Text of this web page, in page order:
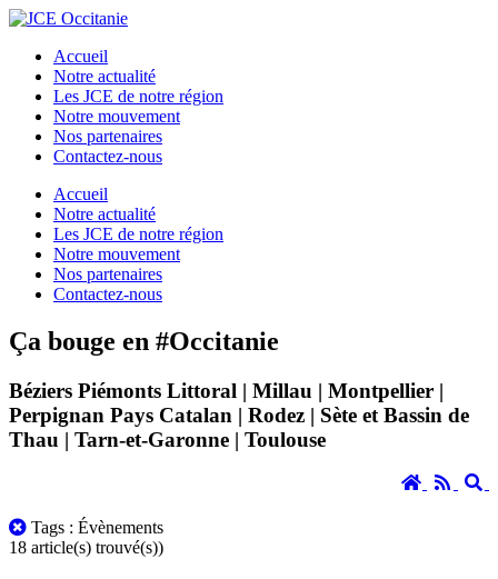
Accueil
Notre actualité
Les JCE de notre région
Notre mouvement
Nos partenaires
Contactez-nous
Accueil
Notre actualité
Les JCE de notre région
Notre mouvement
Nos partenaires
Contactez-nous
Ça bouge en #Occitanie
Béziers Piémonts Littoral | Millau | Montpellier |
Perpignan Pays Catalan | Rodez | Sète et Bassin de
Thau | Tarn-et-Garonne | Toulouse
Accueil
RSS
Tous
les
Tags : Évènements
18 article(s) trouvé(s))